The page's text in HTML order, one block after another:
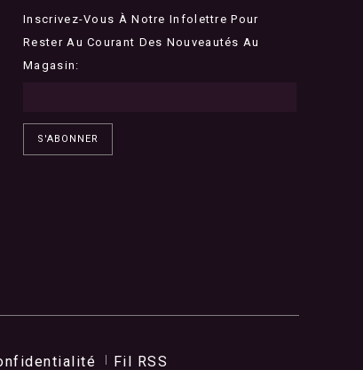
Inscrivez-Vous À Notre Infolettre Pour
Rester Au Courant Des Nouveautés Au
Magasin:
S'ABONNER
Fil RSS